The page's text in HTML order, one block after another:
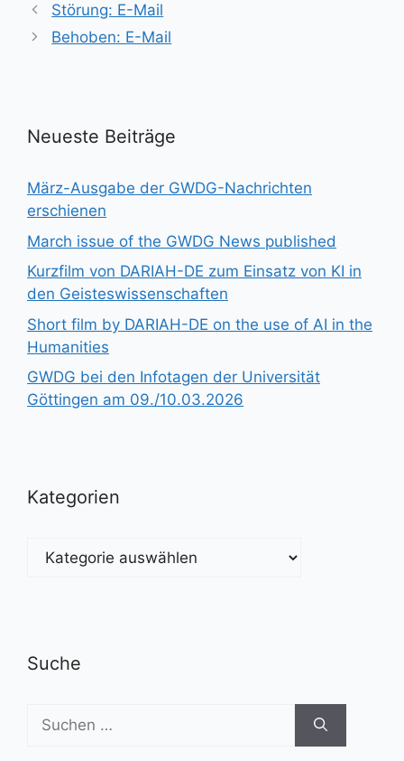
Störung: E-Mail
Behoben: E-Mail
Neueste Beiträge
März-Ausgabe der GWDG-Nachrichten
erschienen
March issue of the GWDG News published
Kurzfilm von DARIAH-DE zum Einsatz von KI in
den Geisteswissenschaften
Short film by DARIAH-DE on the use of AI in the
Humanities
GWDG bei den Infotagen der Universität
Göttingen am 09./10.03.2026
Kategorien
Kategorien
Suche
Suchen
nach: